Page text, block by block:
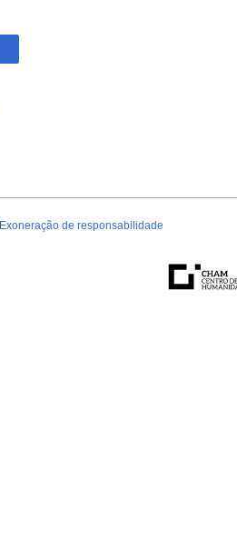
Exoneração de responsabilidade